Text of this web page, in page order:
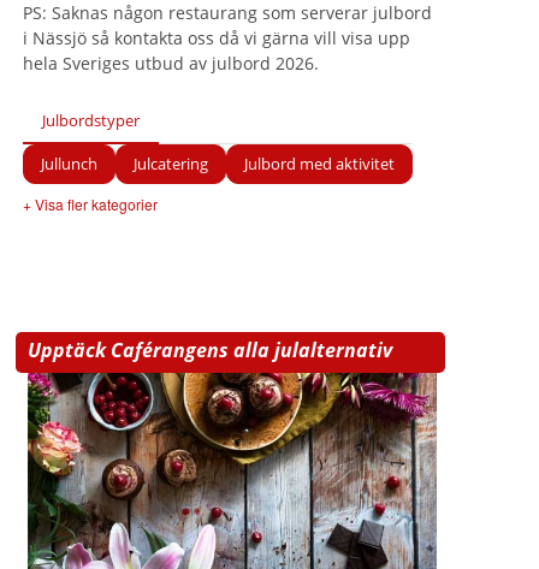
PS: Saknas någon restaurang som serverar julbord
i Nässjö så kontakta oss då vi gärna vill visa upp
hela Sveriges utbud av julbord 2026.
Julbordstyper
Jullunch
Julcatering Julbord med aktivitet
+ Visa fler kategorier
Upptäck Caférangens alla julalternativ